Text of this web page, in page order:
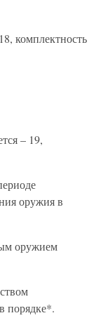
комплектность
– 19,
оружия в
оружием
порядке*.